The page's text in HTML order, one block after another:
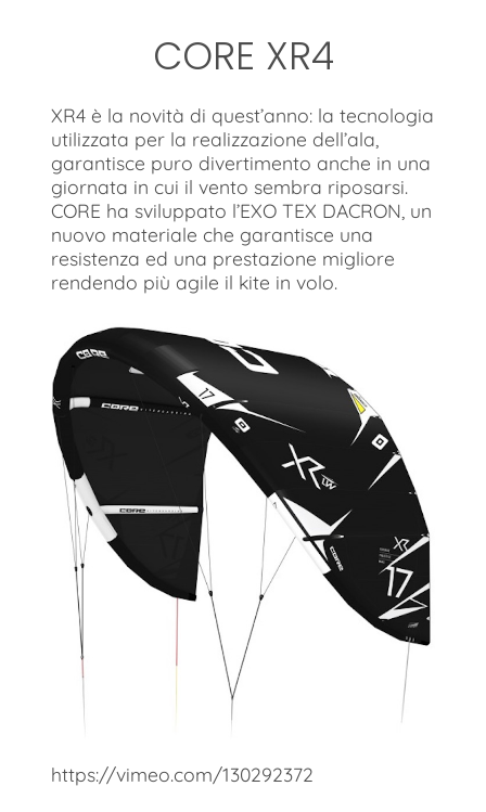
CORE XR4
XR4 è la novità di quest’anno: la tecnologia
utilizzata per la realizzazione dell’ala,
garantisce puro divertimento anche in una
giornata in cui il vento sembra riposarsi.
CORE ha sviluppato l’EXO TEX DACRON, un
nuovo materiale che garantisce una
resistenza ed una prestazione migliore
rendendo più agile il kite in volo.
https://vimeo.com/130292372